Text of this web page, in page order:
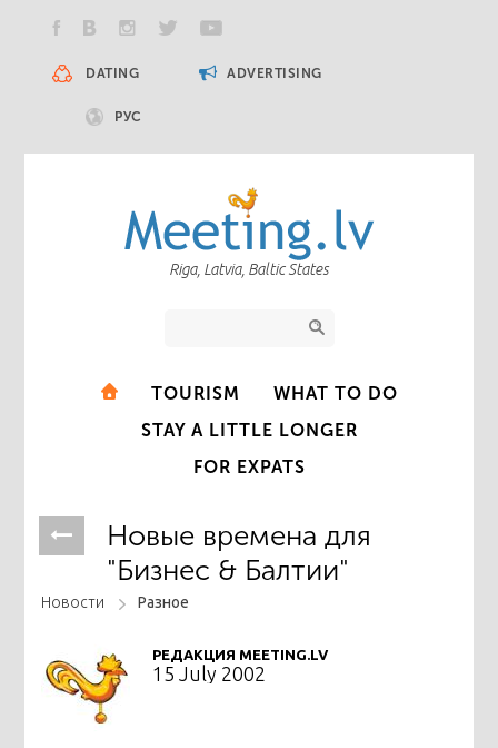
DATING ADVERTISING
РУС
Riga, Latvia, Baltic States
TOURISM
WHAT TO DO
STAY A LITTLE LONGER
FOR EXPATS
Новые времена для
"Бизнес & Балтии"
Новости Разное
РЕДАКЦИЯ MEETING.LV
15 July 2002